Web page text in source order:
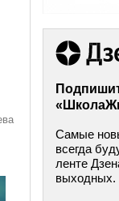
Самые
всегда
ленте
выходных.